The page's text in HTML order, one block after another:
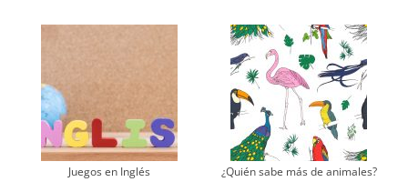
Juegos en Inglés ¿Quién sabe más de animales?